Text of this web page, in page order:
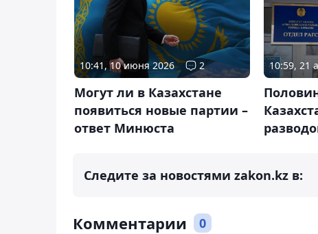
10:41, 10 июня 2026 2
Могут ли в Казахстане
появиться новые партии –
ответ Минюста
10:59, 21
Следите за новостями zakon.kz в:
Комментарии 0